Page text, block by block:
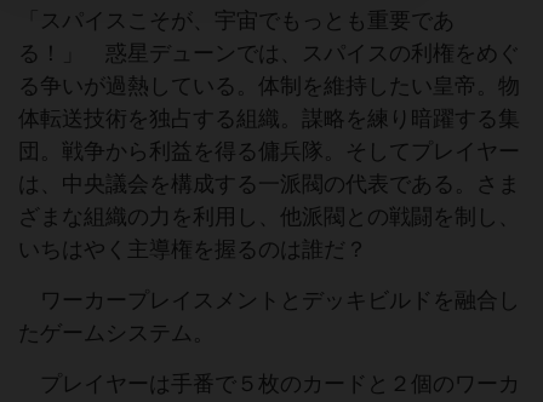
「スパイスこそが、宇宙でもっとも重要であ
る！」 惑星デューンでは、スパイスの利権をめぐ
る争いが過熱している。体制を維持したい皇帝。物
体転送技術を独占する組織。謀略を練り暗躍する集
団。戦争から利益を得る傭兵隊。そしてプレイヤー
は、中央議会を構成する一派閥の代表である。さま
ざまな組織の力を利用し、他派閥との戦闘を制し、
いちはやく主導権を握るのは誰だ？
ワーカープレイスメントとデッキビルドを融合し
たゲームシステム。
プレイヤーは手番で５枚のカードと２個のワーカ